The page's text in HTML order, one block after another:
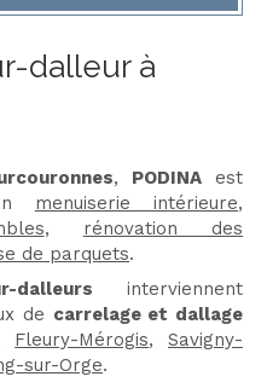
dalleur à
, PODINA est
menuiserie intérieure,
, rénovation des
de parquets.
dalleurs interviennent
de carrelage et dallage
Fleury-Mérogis, Savigny-
sur-Orge.